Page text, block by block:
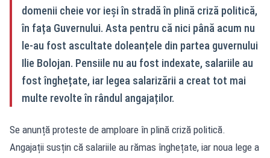
domenii cheie vor ieși în stradă în plină criză politică,
în fața Guvernului. Asta pentru că nici până acum nu
le-au fost ascultate doleanțele din partea guvernului
Ilie Bolojan. Pensiile nu au fost indexate, salariile au
fost înghețate, iar legea salarizării a creat tot mai
multe revolte în rândul angajaților.
Se anunță proteste de amploare în plină criză politică.
Angajații susțin că salariile au rămas înghețate, iar noua lege a